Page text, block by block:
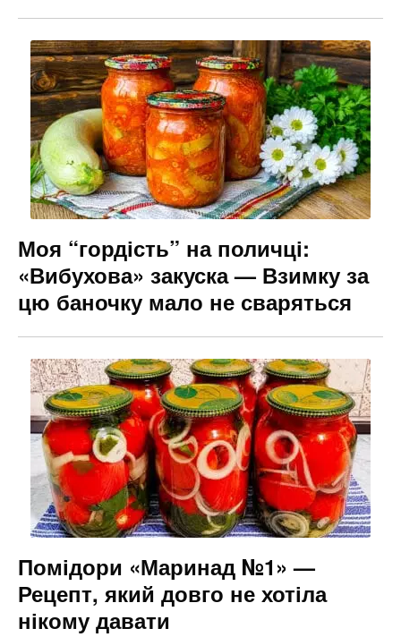
Моя “гордість” на поличці:
«Вибухова» закуска — Взимку за
цю баночку мало не сваряться
Помідори «Маринад №1» —
Рецепт, який довго не хотіла
нікому давати